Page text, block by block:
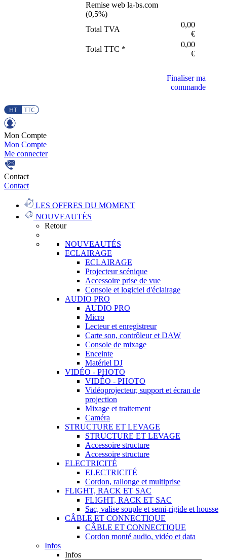
Remise web la-bs.com
(0,5%)
Total TVA
0,00
€
Total TTC *
0,00
€
Finaliser ma
commande
Mon Compte
Mon Compte
Me connecter
Contact
Contact
LES OFFRES DU MOMENT
NOUVEAUTÉS
Retour
NOUVEAUTÉS
ECLAIRAGE
ECLAIRAGE
Projecteur scénique
Accessoire prise de vue
Console et logiciel d'éclairage
AUDIO PRO
AUDIO PRO
Micro
Lecteur et enregistreur
Carte son, contrôleur et DAW
Console de mixage
Enceinte
Matériel DJ
VIDÉO - PHOTO
VIDÉO - PHOTO
Vidéoprojecteur, support et écran de
projection
Mixage et traitement
Caméra
STRUCTURE ET LEVAGE
STRUCTURE ET LEVAGE
Accessoire structure
Accessoire structure
ELECTRICITÉ
ELECTRICITÉ
Cordon, rallonge et multiprise
FLIGHT, RACK ET SAC
FLIGHT, RACK ET SAC
Sac, valise souple et semi-rigide et housse
CÂBLE ET CONNECTIQUE
CÂBLE ET CONNECTIQUE
Cordon monté audio, vidéo et data
Infos
Infos